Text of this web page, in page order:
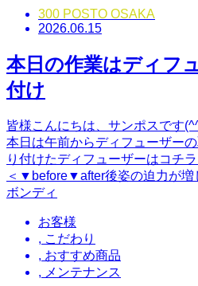
300 POSTO OSAKA
2026.06.15
本日の作業はディフ
付け
皆様こんにちは、サンポスです
本日は午前からディフューザー
り付けたディフューザーはコチ
＜▼before▼after後姿の迫力が増
ボンディ
お客様
, こだわり
, おすすめ商品
, メンテナンス